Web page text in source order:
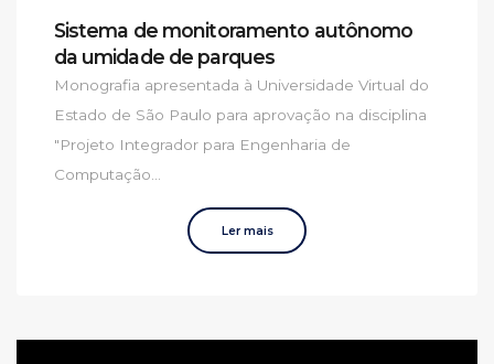
Sistema de monitoramento autônomo
da umidade de parques
Monografia apresentada à Universidade Virtual do
Estado de São Paulo para aprovação na disciplina
"Projeto Integrador para Engenharia de
Computação...
Ler mais